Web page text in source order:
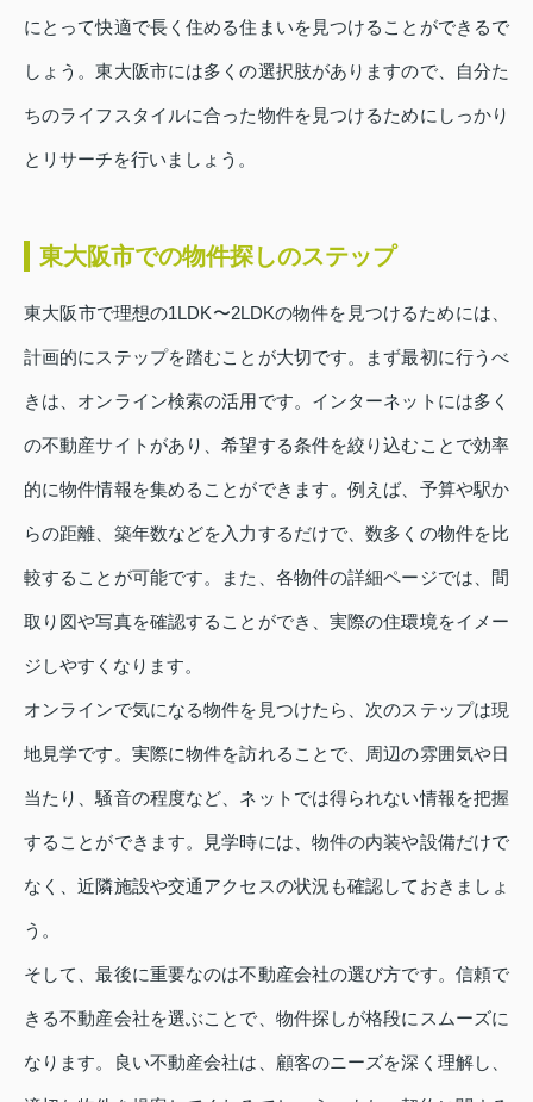
にとって快適で長く住める住まいを見つけることができるで
しょう。東大阪市には多くの選択肢がありますので、自分た
ちのライフスタイルに合った物件を見つけるためにしっかり
とリサーチを行いましょう。
東大阪市での物件探しのステップ
東大阪市で理想の1LDK〜2LDKの物件を見つけるためには、
計画的にステップを踏むことが大切です。まず最初に行うべ
きは、オンライン検索の活用です。インターネットには多く
の不動産サイトがあり、希望する条件を絞り込むことで効率
的に物件情報を集めることができます。例えば、予算や駅か
らの距離、築年数などを入力するだけで、数多くの物件を比
較することが可能です。また、各物件の詳細ページでは、間
取り図や写真を確認することができ、実際の住環境をイメー
ジしやすくなります。
オンラインで気になる物件を見つけたら、次のステップは現
地見学です。実際に物件を訪れることで、周辺の雰囲気や日
当たり、騒音の程度など、ネットでは得られない情報を把握
することができます。見学時には、物件の内装や設備だけで
なく、近隣施設や交通アクセスの状況も確認しておきましょ
う。
そして、最後に重要なのは不動産会社の選び方です。信頼で
きる不動産会社を選ぶことで、物件探しが格段にスムーズに
なります。良い不動産会社は、顧客のニーズを深く理解し、